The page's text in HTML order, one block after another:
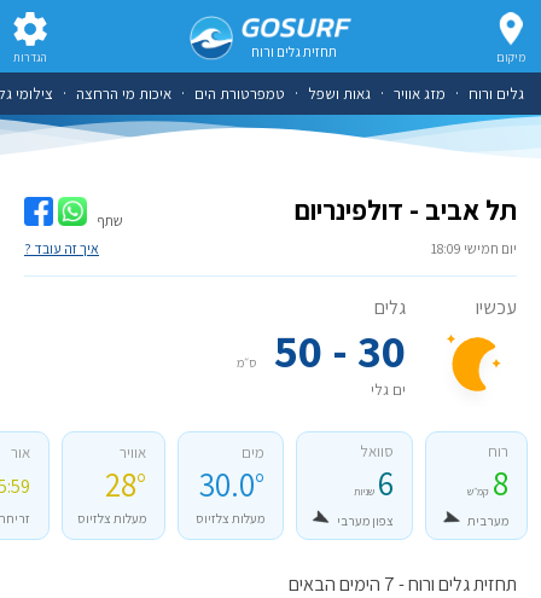
הגדרות תחזית גלים ורוח מיקום
גלים ורוח · מזג אוויר · גאות ושפל · טמפרטורת הים · איכות מי הרחצה · צילומי
תל אביב - דולפינריום
שתף
יום חמישי 18:09
איך זה עובד ?
גלים עכשיו
30 - 50 ס״מ
ים גלי
רוח
8 קמ״ש
מערבית
סוואל
6 שניות
צפון מערבי
מים
30.0°
מעלות צלזיוס
אוויר
28°
מעלות צלזיוס
אור
- 19:34
תחזית גלים ורוח - 7 הימים הבאים